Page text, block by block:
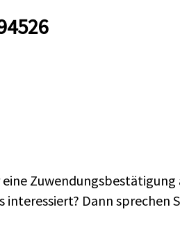
Zuwendungsbestätigung
Dann sprechen